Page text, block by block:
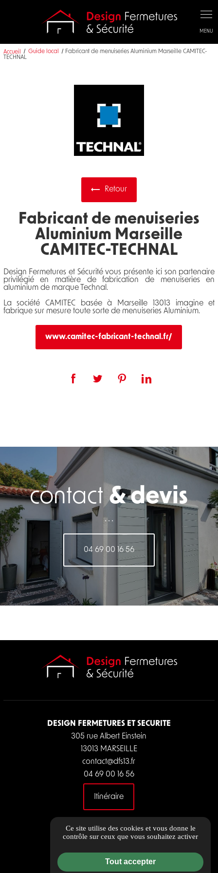
Accueil Guide local
Fabricant de menuiseries Aluminium Marseille CAMITEC-
TECHNAL
Retour
Fabricant de menuiseries
Aluminium Marseille
CAMITEC-TECHNAL
Design Fermetures et Sécurité vous présente ici son partenaire
privilégié en matière de fabrication de menuiseries en
aluminium de marque Technal.
La société CAMITEC basée à Marseille 13013 imagine et
fabrique sur mesure toute sorte de menuiseries Aluminium.
www.camitec-fabricant-technal.fr/
contact& devis
. . .
04 69 00 16 56
DESIGN FERMETURES ET SECURITE
305 rue Albert Einstein
13013 MARSEILLE
contact@dfs13.fr
04 69 00 16 56
Itinéraire
Guide local
Charte de qualité
Ce site utilise des cookies et vous donne le
contrôle sur ceux que vous souhaitez activer
Tout accepter